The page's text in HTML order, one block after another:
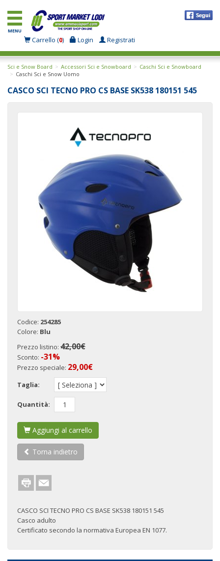
MENU
Carrello (0) Login Registrati
Sci e Snow Board Accessori Sci e Snowboard
Caschi Sci e Snowboard
Caschi Sci e Snow Uomo
CASCO SCI TECNO PRO CS BASE SK538 180151 545
Codice: 254285
Colore: Blu
Prezzo listino: 42,00€
Sconto: -31%
Prezzo speciale: 29,00€
Taglia:
Quantità:
Aggiungi al carrello
Torna indietro
CASCO SCI TECNO PRO CS BASE SK538 180151 545
Casco adulto
Certificato secondo la normativa Europea EN 1077.